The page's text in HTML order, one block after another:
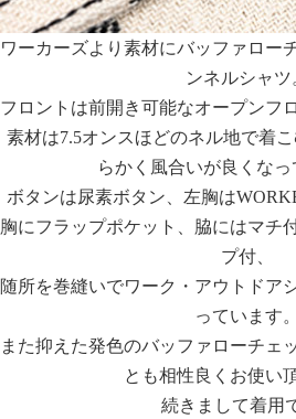
ワーカーズより素材にバッファロー
ンネルシャツ
フロントは前開き可能なオープンフ
素材は7.5オンスほどのネル地で着
らかく風合いが良くなっ
ボタンは尿素ボタン、左胸は
胸にフラップポケット、脇にはマチ
プ付、
随所を巻縫いでワーク・アウトドア
っています。
また抑えた発色のバッファローチェ
とも相性良くお使い
続きまして着用